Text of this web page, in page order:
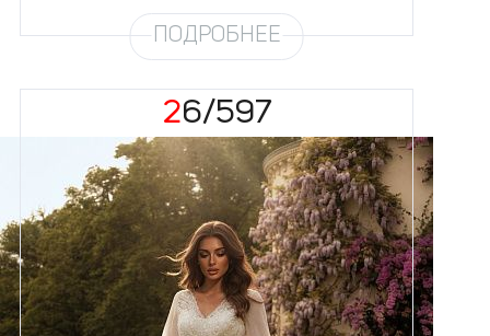
ПОДРОБНЕЕ
26/597